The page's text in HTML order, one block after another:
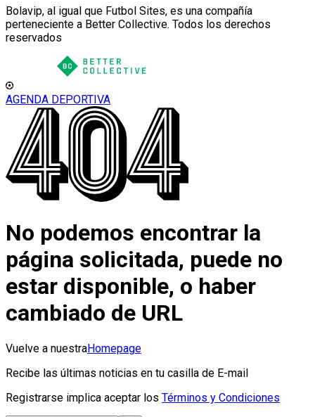
Bolavip, al igual que Futbol Sites, es una compañía
perteneciente a Better Collective. Todos los derechos
reservados
AGENDA DEPORTIVA
No podemos encontrar la
página solicitada, puede no
estar disponible, o haber
cambiado de URL
Vuelve a nuestraHomepage
Recibe las últimas noticias en tu casilla de E-mail
Registrarse implica aceptar los Términos y Condiciones